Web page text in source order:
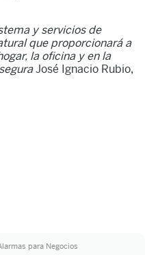
y servicios de
que proporcionará a
la oficina y en la
José Ignacio Rubio,
para Negocios